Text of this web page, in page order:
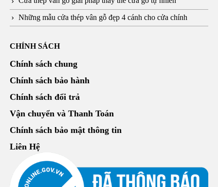
Những mẫu cửa thép vân gỗ đẹp 4 cánh cho cửa chính
CHÍNH SÁCH
Chính sách chung
Chính sách bảo hành
Chính sách đổi trả
Vận chuyển và Thanh Toán
Chính sách bảo mật thông tin
Liên Hệ